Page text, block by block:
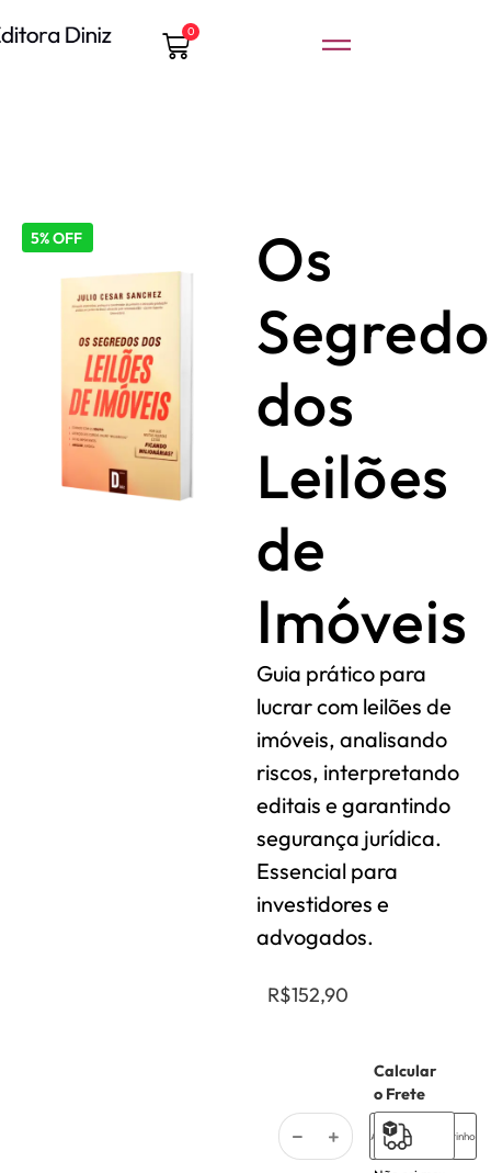
0
5% OFF
Os
dos
Leilões
de
Imóveis
Guia prático para
lucrar com leilões de
imóveis, analisando
riscos, interpretando
editais e garantindo
segurança jurídica.
Essencial para
investidores e
advogados.
R$152,90
Adicionar ao carrinho
Calcular
o Frete